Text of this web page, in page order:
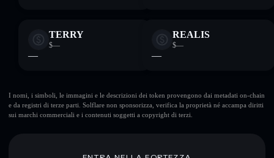
TERRY
$—
—
REALIS
$—
—
I nomi, i simboli, le immagini e le descrizioni dei token provengono dai metadati on-chain
e da registri di terze parti. Solflare non sponsorizza, verifica la proprietà né accampa diritti
sui marchi commerciali e i contenuti soggetti a copyright di terzi.